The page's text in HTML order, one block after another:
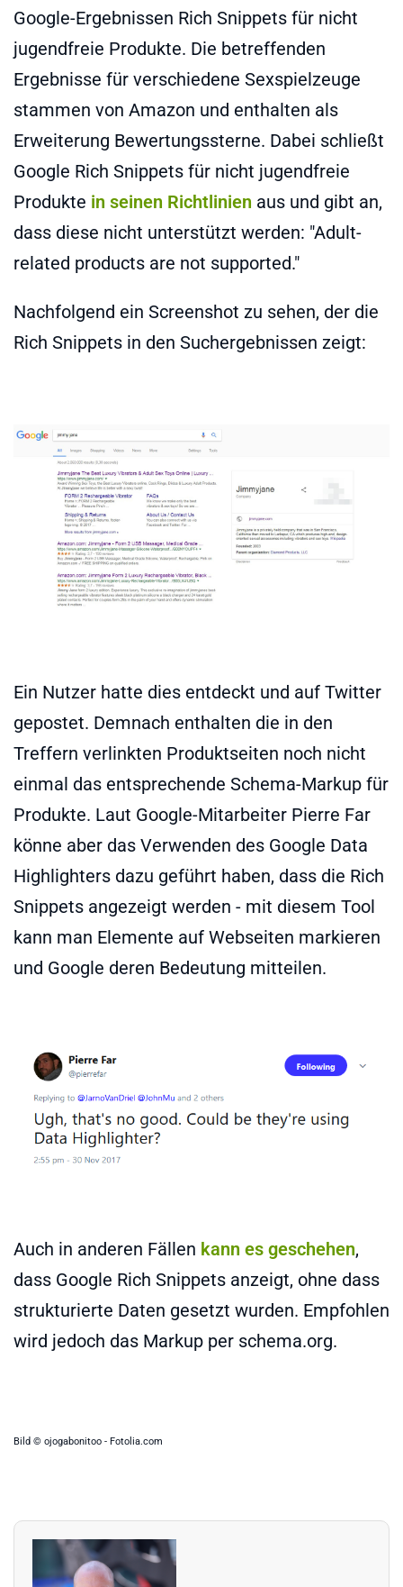
Google-Ergebnissen Rich Snippets für nicht
jugendfreie Produkte. Die betreffenden
Ergebnisse für verschiedene Sexspielzeuge
stammen von Amazon und enthalten als
Erweiterung Bewertungssterne. Dabei schließt
Google Rich Snippets für nicht jugendfreie
Produkte in seinen Richtlinien aus und gibt an,
dass diese nicht unterstützt werden: "Adult-
related products are not supported."
Nachfolgend ein Screenshot zu sehen, der die
Rich Snippets in den Suchergebnissen zeigt:
Ein Nutzer hatte dies entdeckt und auf Twitter
gepostet. Demnach enthalten die in den
Treffern verlinkten Produktseiten noch nicht
einmal das entsprechende Schema-Markup für
Produkte. Laut Google-Mitarbeiter Pierre Far
könne aber das Verwenden des Google Data
Highlighters dazu geführt haben, dass die Rich
Snippets angezeigt werden - mit diesem Tool
kann man Elemente auf Webseiten markieren
und Google deren Bedeutung mitteilen.
Auch in anderen Fällen kann es geschehen,
dass Google Rich Snippets anzeigt, ohne dass
strukturierte Daten gesetzt wurden. Empfohlen
wird jedoch das Markup per schema.org.
Bild © ojogabonitoo - Fotolia.com